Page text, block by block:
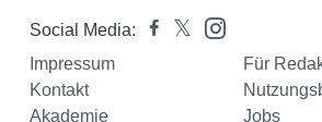
Social Media:
Impressum
Für
Kontakt
Akademie
Jobs